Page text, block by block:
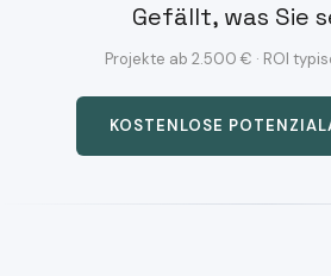
Gefällt, was Sie
Projekte ab 2.500 € · ROI
KOSTENLOSE